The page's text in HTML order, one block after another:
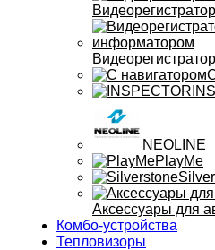
NEOLINE
PlayMe
Аксессуары для
Комбо-устройства
Тепловизоры